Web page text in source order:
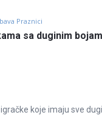
Praznici
sa duginim
koje imaju sve